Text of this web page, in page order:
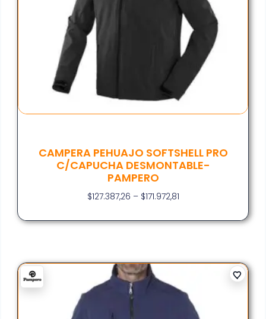
CAMPERA PEHUAJO SOFTSHELL PRO
C/CAPUCHA DESMONTABLE-
PAMPERO
$127.387,26 – $171.972,81